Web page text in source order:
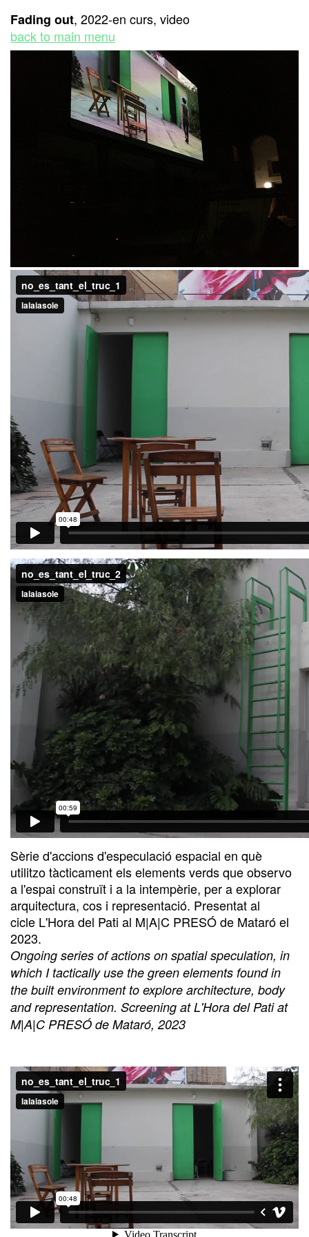
Fading out, 2022-en curs, video
back to main menu
Sèrie d'accions d'especulació espacial en què
utilitzo tàcticament els elements verds que observo
a l'espai construït i a la intempèrie, per a explorar
arquitectura, cos i representació. Presentat al
cicle L'Hora del Pati al M|A|C PRESÓ de Mataró el
2023.
Ongoing series of actions on spatial speculation, in
which I tactically use the green elements found in
the built environment to explore architecture, body
and representation. Screening at L'Hora del Pati at
M|A|C PRESÓ de Mataró, 2023